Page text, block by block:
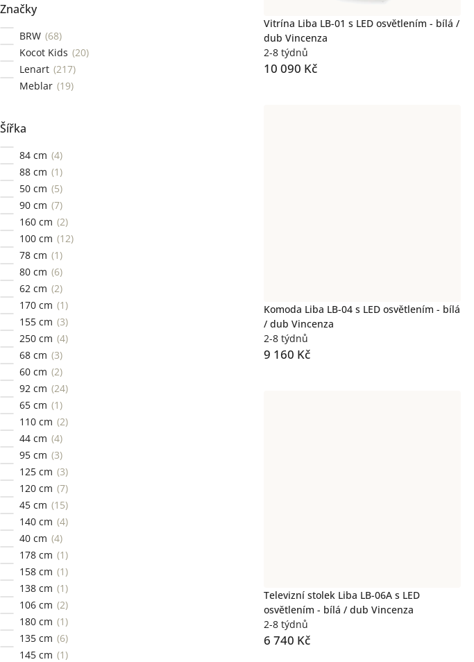
Značky
BRW 68
Kocot Kids 20
Lenart 217
Meblar 19
Šířka
84 cm 4
88 cm
1
50 cm
5
90 cm 7
160 cm 2
100 cm
12
78 cm
1
80 cm
6
62 cm 2
170 cm
1
155 cm 3
250 cm 4
68 cm 3
60 cm 2
92 cm 24
65 cm
1
110 cm 2
44 cm 4
95 cm 3
125 cm 3
120 cm 7
45 cm
15
140 cm 4
40 cm 4
178 cm
1
158 cm
1
138 cm
1
106 cm 2
180 cm
1
135 cm
6
145 cm
1
Vitrína Liba LB-01 s LED osvětlením - bílá /
dub Vincenza
2-8 týdnů
10 090 Kč
Komoda Liba LB-04 s LED osvětlením - bílá
/ dub Vincenza
2-8 týdnů
9 160 Kč
Televizní stolek Liba LB-06A s LED
osvětlením - bílá / dub Vincenza
2-8 týdnů
6 740 Kč